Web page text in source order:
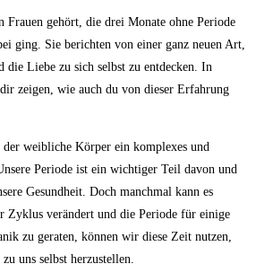
Frauen gehört, die drei Monate ohne Periode
ging. Sie berichten von einer ganz neuen Art,
die Liebe zu sich selbst zu entdecken. In
zeigen, wie auch du von dieser Erfahrung
der weibliche Körper ein komplexes und
Periode ist ein wichtiger Teil davon und
Gesundheit. Doch manchmal kann es
Zyklus verändert und die Periode für einige
zu geraten, können wir diese Zeit nutzen,
uns selbst herzustellen.